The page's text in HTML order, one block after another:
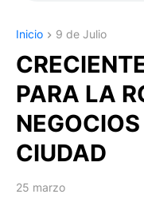
Inicio 9 de Julio
PARA LA
CIUDAD
25 marzo